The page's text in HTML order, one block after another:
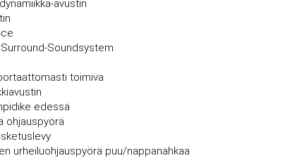
avustin
Soundsystem
toimiva
edessä
ohjauspyörä
urheiluohjauspyörä puu/nappanahkaa